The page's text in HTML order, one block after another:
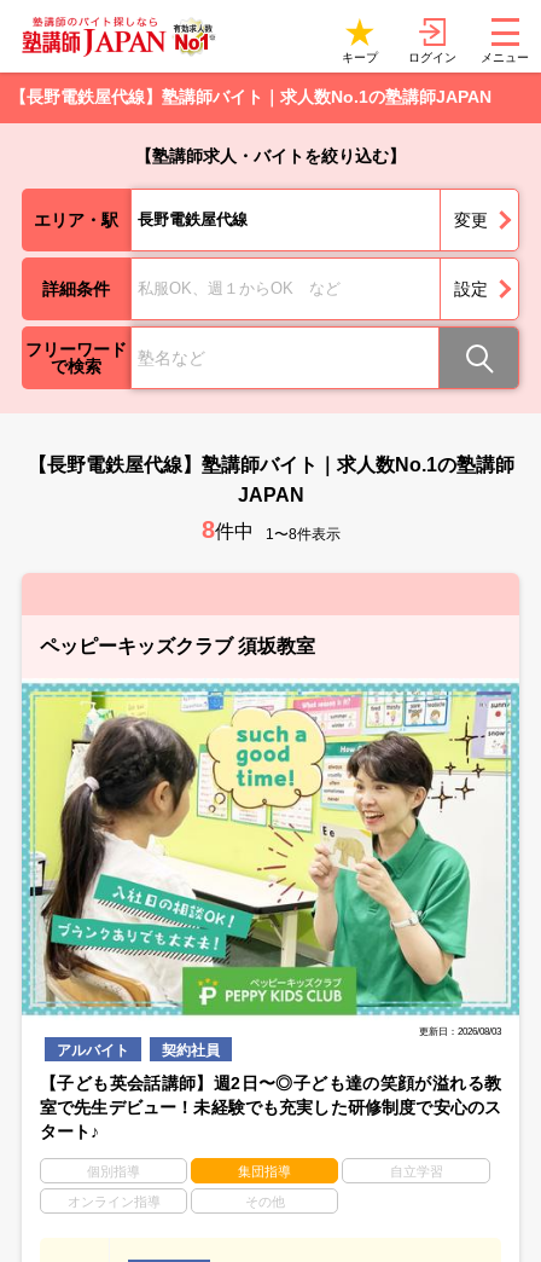
キープ ログイン メニュー
【長野電鉄屋代線】塾講師バイト｜求人数No.1の塾講師JAPAN
【塾講師求人・バイトを絞り込む】
エリア・駅 長野電鉄屋代線 変更
詳細条件 私服OK、週１からOK など 設定
フリーワード
で検索
【長野電鉄屋代線】塾講師バイト｜求人数No.1の塾講師
JAPAN
8件中 1〜8件表示
ペッピーキッズクラブ 須坂教室
更新日：2026/08/03
アルバイト 契約社員
【子ども英会話講師】週2日〜◎子ども達の笑顔が溢れる教
室で先生デビュー！未経験でも充実した研修制度で安心のス
タート♪
個別指導 集団指導 自立学習
オンライン指導 その他